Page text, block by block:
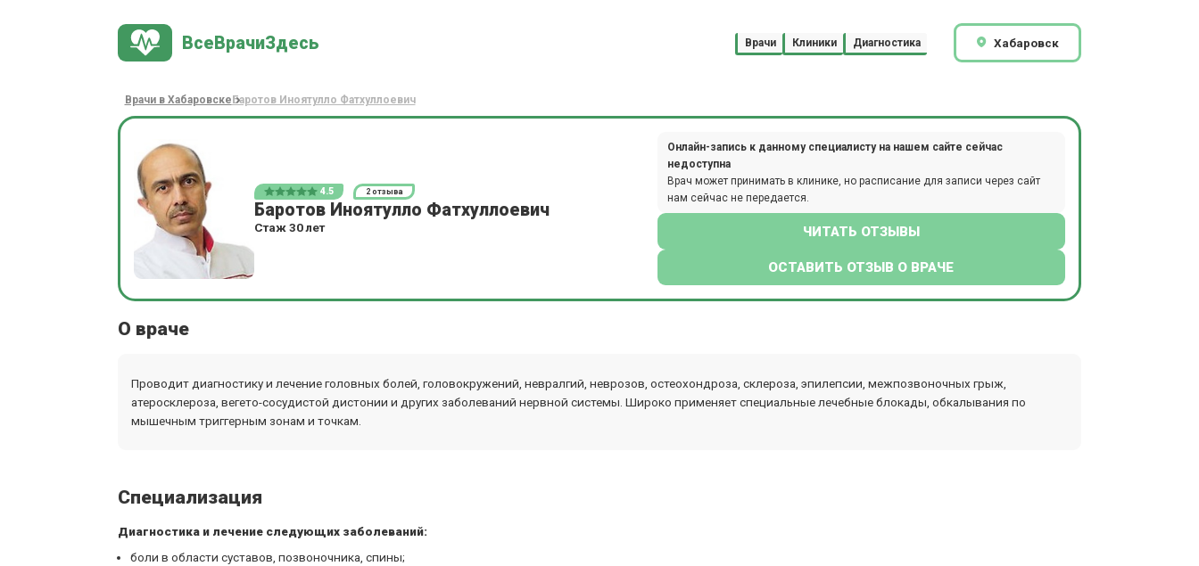
ВсеВрачиЗдесь Врачи Клиники Диагностика Хабаровск
Врачи в Хабаровске Баротов Иноятулло Фатхуллоевич
4.5 2 отзыва
Баротов Иноятулло Фатхуллоевич
Стаж 30 лет
Онлайн-запись к данному специалисту на нашем сайте сейчас
недоступна
Врач может принимать в клинике, но расписание для записи через сайт
нам сейчас не передается.
ЧИТАТЬ ОТЗЫВЫ
ОСТАВИТЬ ОТЗЫВ О ВРАЧЕ
О враче
Проводит диагностику и лечение головных болей, головокружений, невралгий, неврозов, остеохондроза, склероза, эпилепсии, межпозвоночных грыж,
атеросклероза, вегето-сосудистой дистонии и других заболеваний нервной системы. Широко применяет специальные лечебные блокады, обкалывания по
мышечным триггерным зонам и точкам.
Специализация
Диагностика и лечение следующих заболеваний:
боли в области суставов, позвоночника, спины;